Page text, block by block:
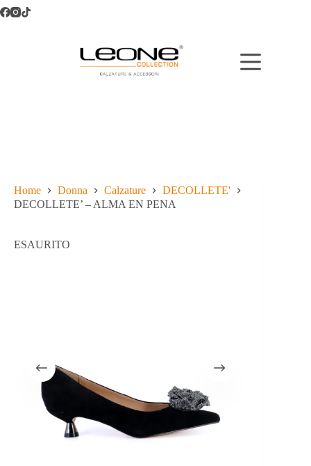
Salta
al
Home Donna Calzature
DECOLLETE'
DECOLLETE’ – ALMA EN PENA
ESAURITO